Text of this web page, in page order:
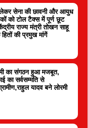
सेना की छावनी और आयुध
को टोल टैक्स में पूर्ण छूट
राज्य मंत्री तोखन साहू
की प्रमुख मांगें
का संगठन हुआ मजबूत,
का सर्वसम्मति से
यादव बने लोरमी